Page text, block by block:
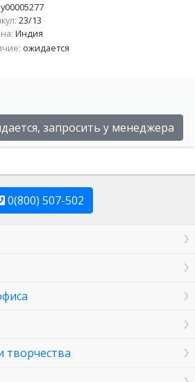
у00005277
23/13
Индия
ожидается
запросить у менеджера
0(800) 507-502